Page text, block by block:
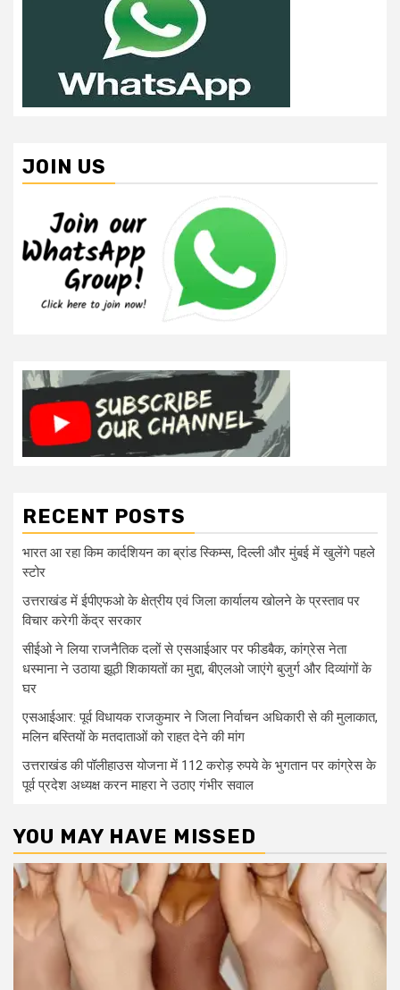
JOIN US
RECENT POSTS
भारत आ रहा किम कार्दशियन का ब्रांड स्किम्स, दिल्ली और मुंबई में खुलेंगे पहले
स्टोर
उत्तराखंड में ईपीएफओ के क्षेत्रीय एवं जिला कार्यालय खोलने के प्रस्ताव पर
विचार करेगी केंद्र सरकार
सीईओ ने लिया राजनैतिक दलों से एसआईआर पर फीडबैक, कांग्रेस नेता
धस्माना ने उठाया झूठी शिकायतों का मुद्दा, बीएलओ जाएंगे बुजुर्ग और दिव्यांगों के
घर
एसआईआर: पूर्व विधायक राजकुमार ने जिला निर्वाचन अधिकारी से की मुलाकात,
मलिन बस्तियों के मतदाताओं को राहत देने की मांग
उत्तराखंड की पॉलीहाउस योजना में 112 करोड़ रुपये के भुगतान पर कांग्रेस के
पूर्व प्रदेश अध्यक्ष करन माहरा ने उठाए गंभीर सवाल
YOU MAY HAVE MISSED